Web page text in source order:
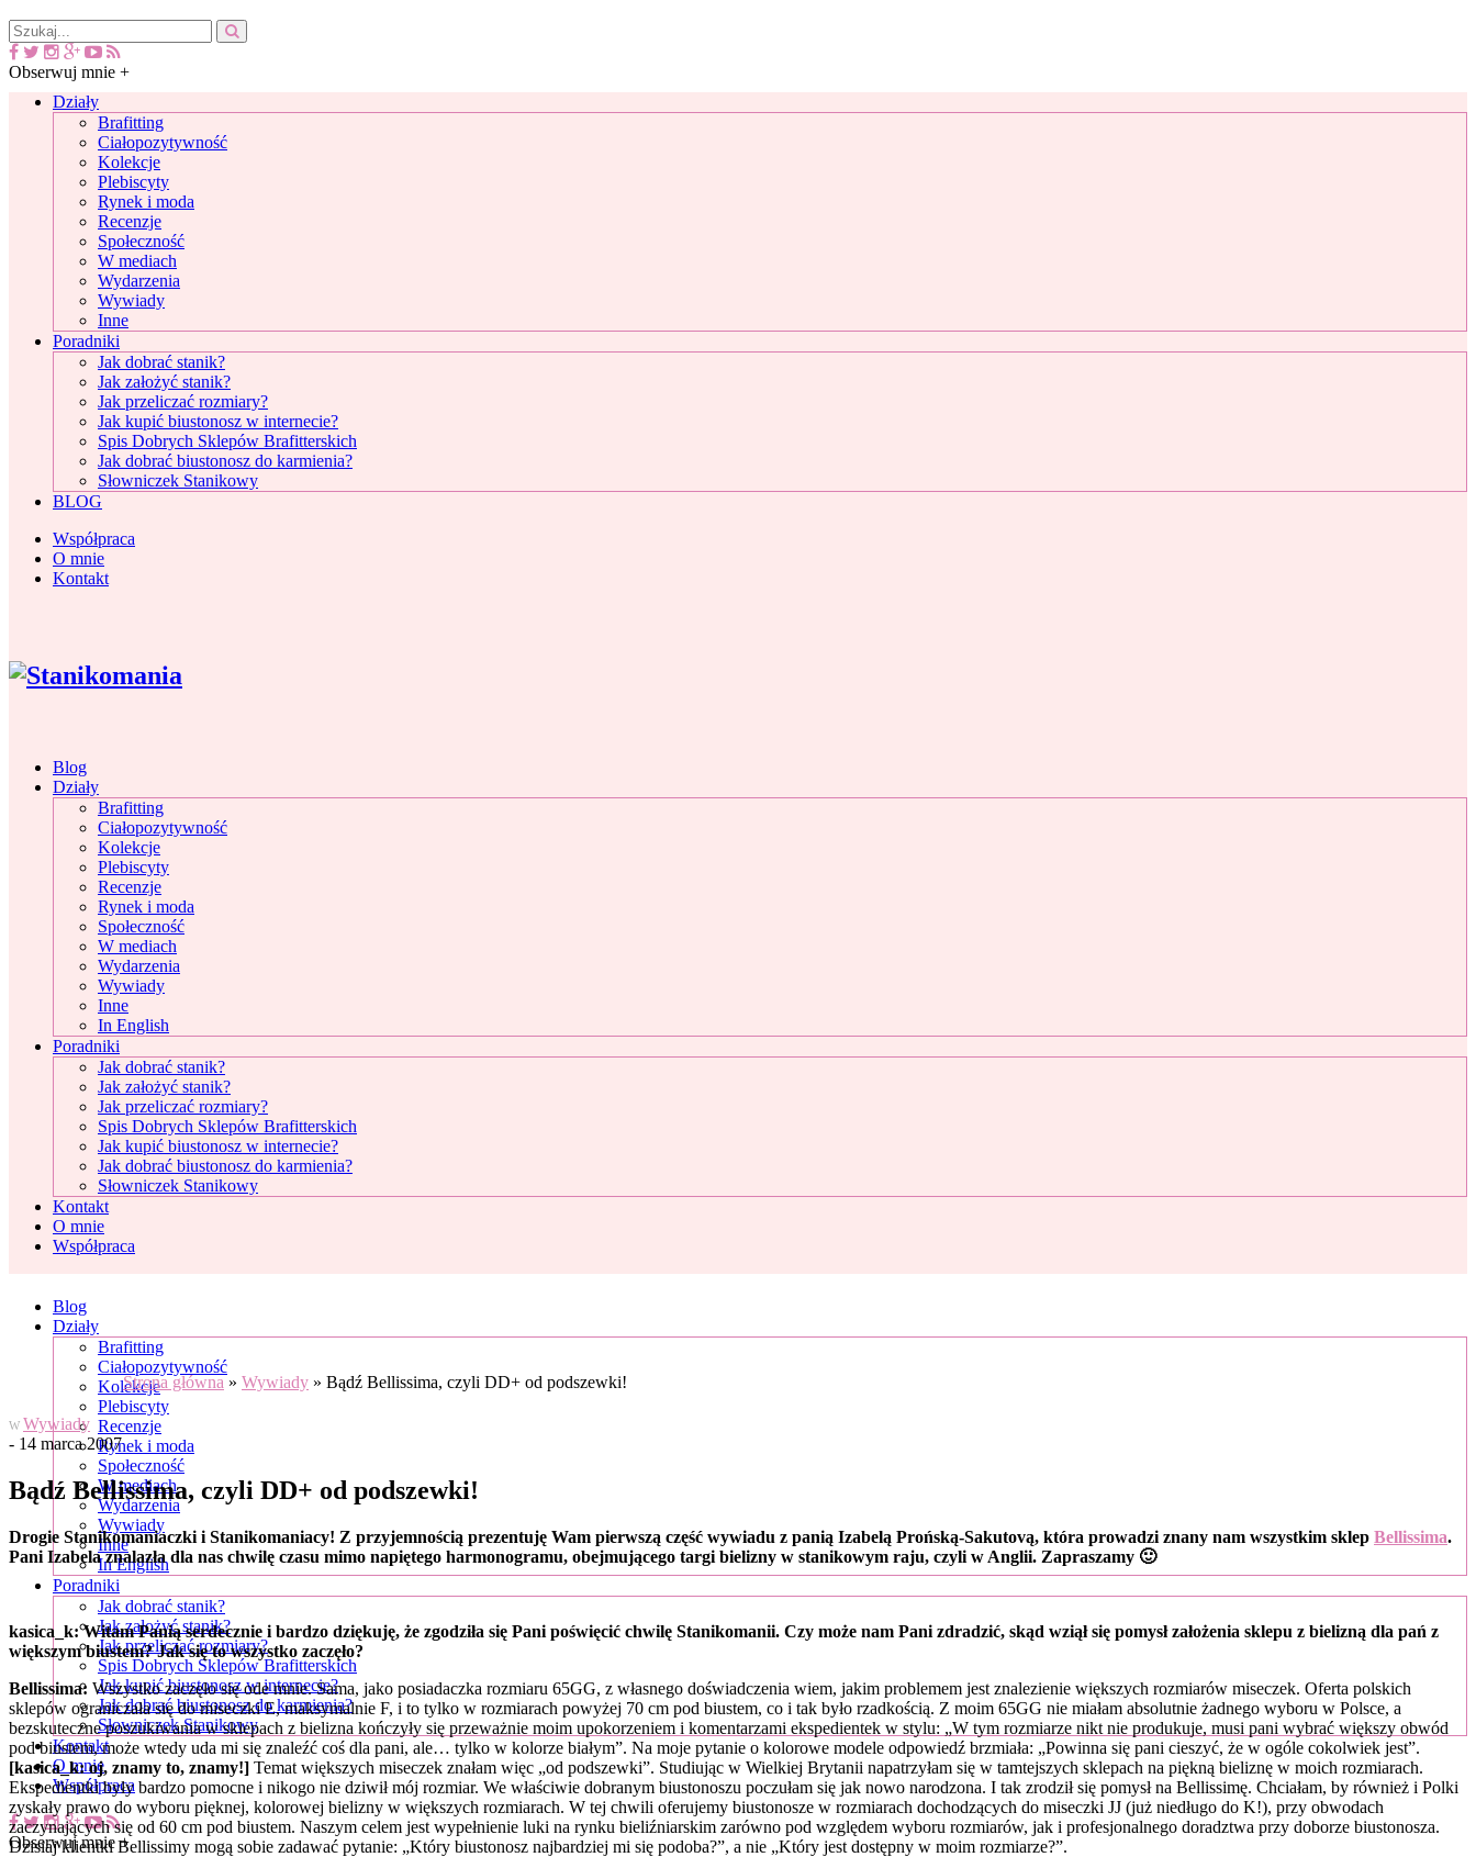
Obserwuj mnie +
Działy
Brafitting
Ciałopozytywność
Kolekcje
Plebiscyty
Rynek i moda
Recenzje
Społeczność
W mediach
Wydarzenia
Wywiady
Inne
Poradniki
Jak dobrać stanik?
Jak założyć stanik?
Jak przeliczać rozmiary?
Jak kupić biustonosz w internecie?
Spis Dobrych Sklepów Brafitterskich
Jak dobrać biustonosz do karmienia?
Słowniczek Stanikowy
BLOG
Współpraca
O mnie
Kontakt
Blog
Działy
Brafitting
Ciałopozytywność
Kolekcje
Plebiscyty
Recenzje
Rynek i moda
Społeczność
W mediach
Wydarzenia
Wywiady
Inne
In English
Poradniki
Jak dobrać stanik?
Jak założyć stanik?
Jak przeliczać rozmiary?
Spis Dobrych Sklepów Brafitterskich
Jak kupić biustonosz w internecie?
Jak dobrać biustonosz do karmienia?
Słowniczek Stanikowy
Kontakt
O mnie
Współpraca
Blog
Działy
Brafitting
Ciałopozytywność
Kolekcje
Plebiscyty
Recenzje
Rynek i moda
Społeczność
W mediach
Wydarzenia
Wywiady
Inne
In English
Poradniki
Jak dobrać stanik?
Jak założyć stanik?
Jak przeliczać rozmiary?
Spis Dobrych Sklepów Brafitterskich
Jak kupić biustonosz w internecie?
Jak dobrać biustonosz do karmienia?
Słowniczek Stanikowy
Kontakt
O mnie
Współpraca
Obserwuj mnie +
Strona główna » Wywiady » Bądź Bellissima, czyli DD+ od podszewki!
W Wywiady
- 14 marca 2007
Bądź Bellissima, czyli DD+ od podszewki!
Drogie Stanikomaniaczki i Stanikomaniacy! Z przyjemnością prezentuję Wam pierwszą część wywiadu z panią Izabelą Prońską-Sakutovą, która prowadzi znany nam wszystkim sklep Bellissima.
Pani Izabela znalazła dla nas chwilę czasu mimo napiętego harmonogramu, obejmującego targi bielizny w stanikowym raju, czyli w Anglii. Zapraszamy 🙂
kasica_k: Witam Panią serdecznie i bardzo dziękuję, że zgodziła się Pani poświęcić chwilę Stanikomanii. Czy może nam Pani zdradzić, skąd wziąłsię pomysł założenia sklepu z bielizną dla pań z
większym biustem? Jaksię to wszystko zaczęło?
Bellissima: Wszystko zaczęło się ode mnie. Sama, jako posiadaczka rozmiaru 65GG, z własnego doświadczenia wiem, jakim problemem jest znalezienie większych rozmiarów miseczek. Oferta polskich
sklepów ograniczała się do miseczki E, maksymalnie F, i to tylko w rozmiarach powyżej 70 cm pod biustem, co i tak było rzadkością. Z moim 65GG nie miałam absolutnie żadnego wyboru w Polsce, a
bezskuteczne poszukiwania w sklepach z bielizna kończyły się przeważnie moim upokorzeniem i komentarzami ekspedientek w stylu: „W tym rozmiarze nikt nie produkuje, musi pani wybrać większy obwód
pod biustem, może wtedy uda mi się znaleźć coś dla pani, ale… tylko w kolorze białym”. Na moje pytanie o kolorowe modele odpowiedź brzmiała: „Powinna się pani cieszyć, że w ogóle cokolwiek jest”.
[kasica_k: oj, znamy to, znamy!] Temat większych miseczek znałam więc „od podszewki”. Studiując w Wielkiej Brytanii napatrzyłam się w tamtejszych sklepach na piękną bieliznę w moich rozmiarach.
Ekspedientki były bardzo pomocne i nikogo nie dziwił mój rozmiar. We właściwie dobranym biustonoszu poczułam się jak nowo narodzona. I tak zrodził się pomysł na Bellissimę. Chciałam, by również i Polki
zyskały prawo do wyboru pięknej, kolorowej bielizny w większych rozmiarach. W tej chwili oferujemy biustonosze w rozmiarach dochodzących do miseczki JJ (już niedługo do K!), przy obwodach
zaczynających się od 60 cm pod biustem. Naszym celem jest wypełnienie luki na rynku bieliźniarskim zarówno pod względem wyboru rozmiarów, jak i profesjonalnego doradztwa przy doborze biustonosza.
Dzisiaj klientki Bellissimy mogą sobie zadawać pytanie: „Który biustonosz najbardziej mi się podoba?”, a nie „Który jest dostępny w moim rozmiarze?”.